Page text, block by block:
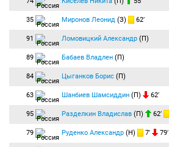
35 Миронов Леонид (З) 62′
91 Ломовицкий Александр (П)
89 Бабаев Владлен (П)
84 Цыганков Борис (П)
63 Шанбиев Шамсиддин (П) 62′
95 Разделкин Владислав (П) 62′
79 Руденко Александр (Н) 7′ 79′